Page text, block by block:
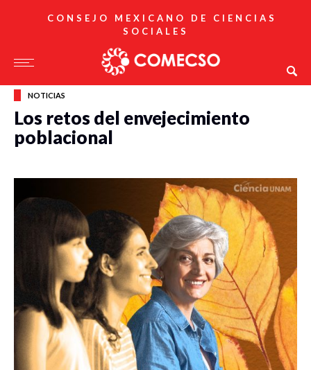
CONSEJO MEXICANO DE CIENCIAS
SOCIALES
NOTICIAS
Los retos del envejecimiento
poblacional